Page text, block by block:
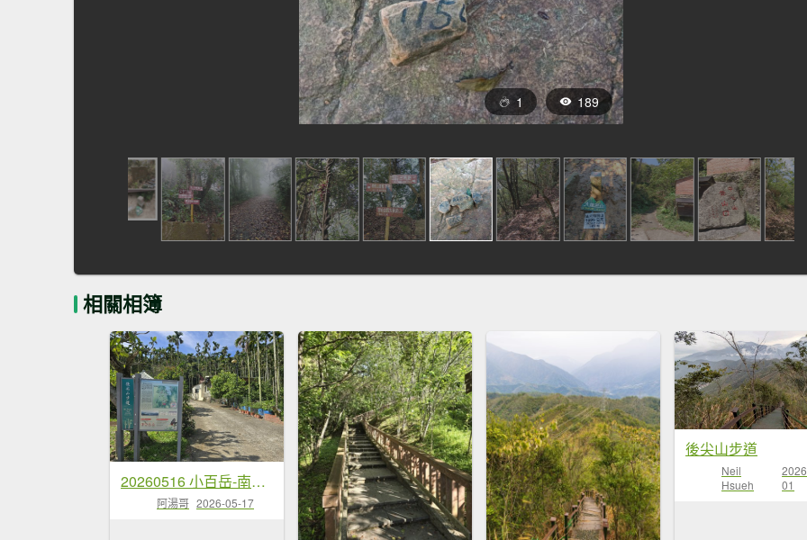
1 189
相關相簿
20260516 小百岳-南投後尖山
阿湯哥 2026-05-17
後尖山步道
Neil
Hsueh
01